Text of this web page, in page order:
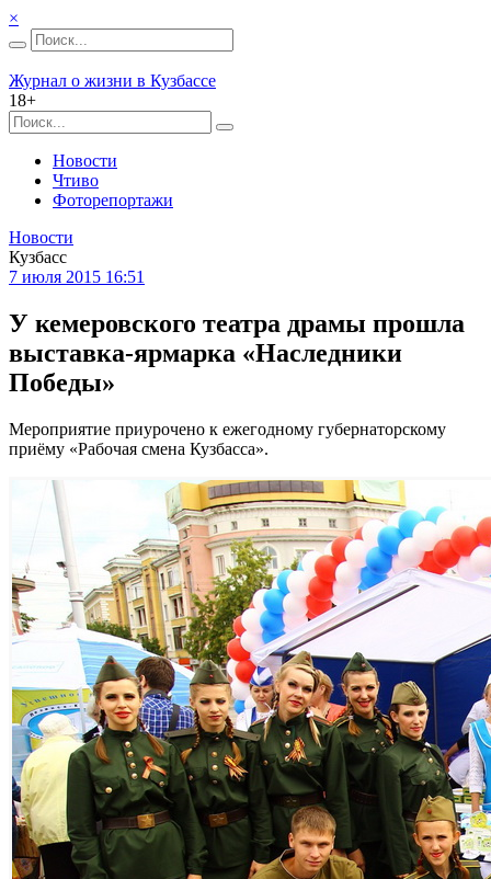
×
Журнал о жизни в Кузбассе
18+
Новости
Чтиво
Фоторепортажи
Новости
Кузбасс
7 июля 2015 16:51
У кемеровского театра драмы прошла
выставка-ярмарка «Наследники
Победы»
Мероприятие приурочено к ежегодному губернаторскому
приёму «Рабочая смена Кузбасса».